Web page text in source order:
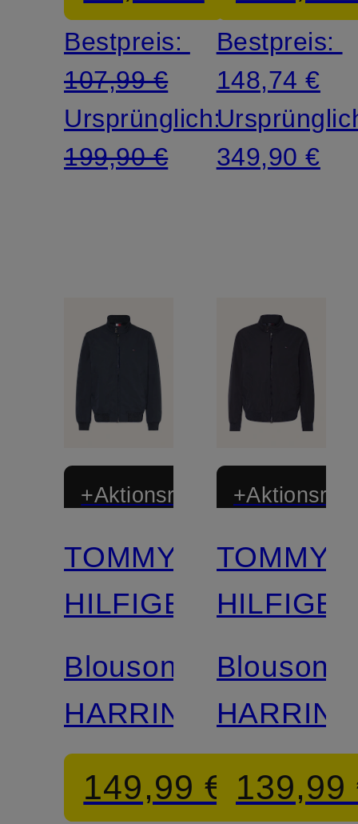
Bestpreis:
107,99 €
Ursprünglich:
199,90 €
Bestpreis:
148,74 €
349,90 €
+Aktionsrabatt
TOMMY
HILFIGER
Blouson
HARRINGTON
149,99 €
TOMMY
Blouson
139,99